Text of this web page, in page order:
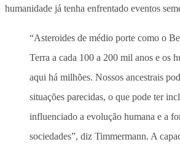
humanidade já tenha enfrentado eventos
“Asteroides de médio porte como o
Terra a cada 100 a 200 mil anos e os
aqui há milhões. Nossos ancestrais
situações parecidas, o que pode ter
influenciado a evolução humana e a
sociedades”, diz Timmermann. A